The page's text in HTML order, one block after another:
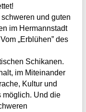
schweren und guten
im Hermannstadt
„Erblühen” des
Schikanen.
im Miteinander
Kultur und
möglich. Und die